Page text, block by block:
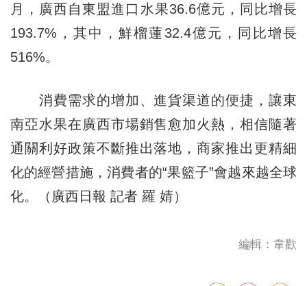
月，廣西自東盟進口水果36.6億元，同比增長
193.7%，其中，鮮榴蓮32.4億元，同比增長
516%。
消費需求的增加、進貨渠道的便捷，讓東
南亞水果在廣西市場銷售愈加火熱，相信隨著
通關利好政策不斷推出落地，商家推出更精細
化的經營措施，消費者的“果籃子”會越來越全球
化。（廣西日報 記者 羅 婧）
編輯：韋歡